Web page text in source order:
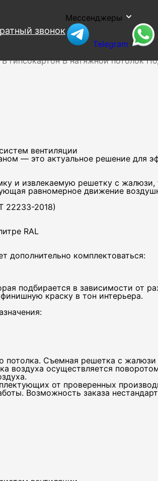
В гипсокартон В натяжной потолок
вентиляции
— это актуальное решение для
и извлекаемую решетку с жалюзи,
равномерное движение
22233-2018)
RAL
комплектоваться:
подбирается в зависимости от
краску в тон интерьера.
Съемная решетка с жалюзи
воздуха осуществляется
от проверенных
Возможность заказа
звонок
Мессенджеры
Telegram